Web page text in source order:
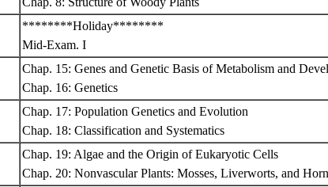
********Holiday********
Mid-Exam. I
Chap. 15: Genes and Genetic Basis of Metabolism and
Chap. 16: Genetics
Chap. 17: Population Genetics and Evolution
Chap. 18: Classification and Systematics
Chap. 19: Algae and the Origin of Eukaryotic Cells
Chap. 20: Nonvascular Plants: Mosses, Liverworts, and